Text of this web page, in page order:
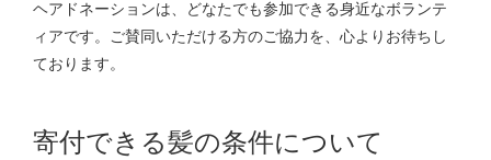
ヘアドネーションは、どなたでも参加できる身近なボランテ
ィアです。ご賛同いただける方のご協力を、心よりお待ちし
ております。
寄付できる髪の条件について